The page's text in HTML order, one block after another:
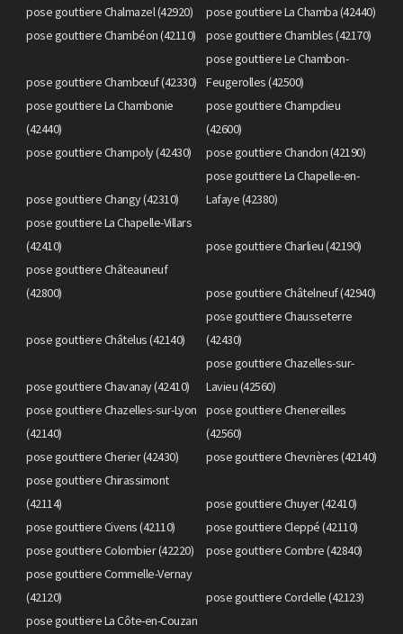
pose gouttiere Chalmazel (42920)
pose gouttiere La Chamba (42440)
pose gouttiere Chambéon (42110)
pose gouttiere Chambles (42170)
pose gouttiere Chambœuf (42330)
pose gouttiere Le Chambon-
Feugerolles (42500)
pose gouttiere La Chambonie
(42440)
pose gouttiere Champdieu
(42600)
pose gouttiere Champoly (42430)
pose gouttiere Chandon (42190)
pose gouttiere Changy (42310)
pose gouttiere La Chapelle-en-
Lafaye (42380)
pose gouttiere La Chapelle-Villars
(42410)
pose gouttiere Charlieu (42190)
pose gouttiere Châteauneuf
(42800)
pose gouttiere Châtelneuf (42940)
pose gouttiere Châtelus (42140)
pose gouttiere Chausseterre
(42430)
pose gouttiere Chavanay (42410)
pose gouttiere Chazelles-sur-
Lavieu (42560)
pose gouttiere Chazelles-sur-Lyon
(42140)
pose gouttiere Chenereilles
(42560)
pose gouttiere Cherier (42430)
pose gouttiere Chevrières (42140)
pose gouttiere Chirassimont
(42114)
pose gouttiere Chuyer (42410)
pose gouttiere Civens (42110)
pose gouttiere Cleppé (42110)
pose gouttiere Colombier (42220)
pose gouttiere Combre (42840)
pose gouttiere Commelle-Vernay
(42120)
pose gouttiere Cordelle (42123)
pose gouttiere La Côte-en-Couzan